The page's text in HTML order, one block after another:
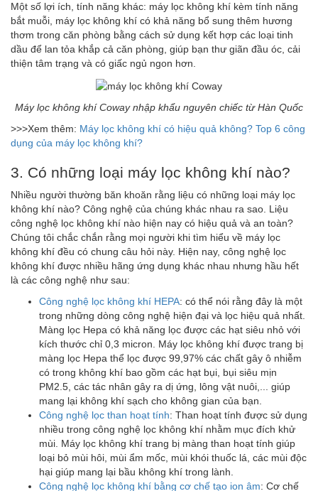
Một số lợi ích, tính năng khác: máy lọc không khí kèm tính năng
bắt muỗi, máy lọc không khí có khả năng bổ sung thêm hương
thơm trong căn phòng bằng cách sử dụng kết hợp các loại tinh
dầu để lan tỏa khắp cả căn phòng, giúp bạn thư giãn đầu óc, cải
thiện tâm trạng và có giấc ngủ ngon hơn.
Máy lọc không khí Coway nhập khẩu nguyên chiếc từ Hàn Quốc
>>>Xem thêm: Máy lọc không khí có hiệu quả không? Top 6 công
dụng của máy lọc không khí?
3. Có những loại máy lọc không khí nào?
Nhiều người thường băn khoăn rằng liệu có những loại máy lọc
không khí nào? Công nghệ của chúng khác nhau ra sao. Liệu
công nghệ lọc không khí nào hiện nay có hiệu quả và an toàn?
Chúng tôi chắc chắn rằng mọi người khi tìm hiểu về máy lọc
không khí đều có chung câu hỏi này. Hiện nay, công nghệ lọc
không khí được nhiều hãng ứng dụng khác nhau nhưng hầu hết
là các công nghệ như sau:
Công nghệ lọc không khí HEPA: có thể nói rằng đây là một
trong những dòng công nghệ hiện đại và lọc hiệu quả nhất.
Màng lọc Hepa có khả năng lọc được các hạt siêu nhỏ với
kích thước chỉ 0,3 micron. Máy lọc không khí được trang bị
màng lọc Hepa thể lọc được 99,97% các chất gây ô nhiễm
có trong không khí bao gồm các hạt bụi, bụi siêu mịn
PM2.5, các tác nhân gây ra dị ứng, lông vật nuôi,... giúp
mang lại không khí sạch cho không gian của bạn.
Công nghệ lọc than hoạt tính: Than hoạt tính được sử dụng
nhiều trong công nghệ lọc không khí nhằm mục đích khử
mùi. Máy lọc không khí trang bị màng than hoạt tính giúp
loại bỏ mùi hôi, mùi ẩm mốc, mùi khói thuốc lá, các mùi độc
hại giúp mang lại bầu không khí trong lành.
Công nghệ lọc không khí bằng cơ chế tạo ion âm: Cơ chế